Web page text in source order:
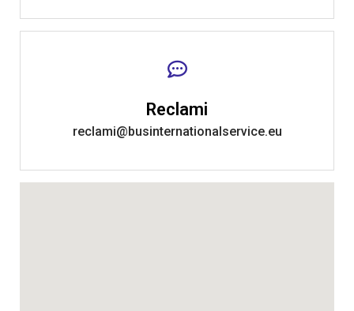
Reclami
reclami@businternationalservice.eu